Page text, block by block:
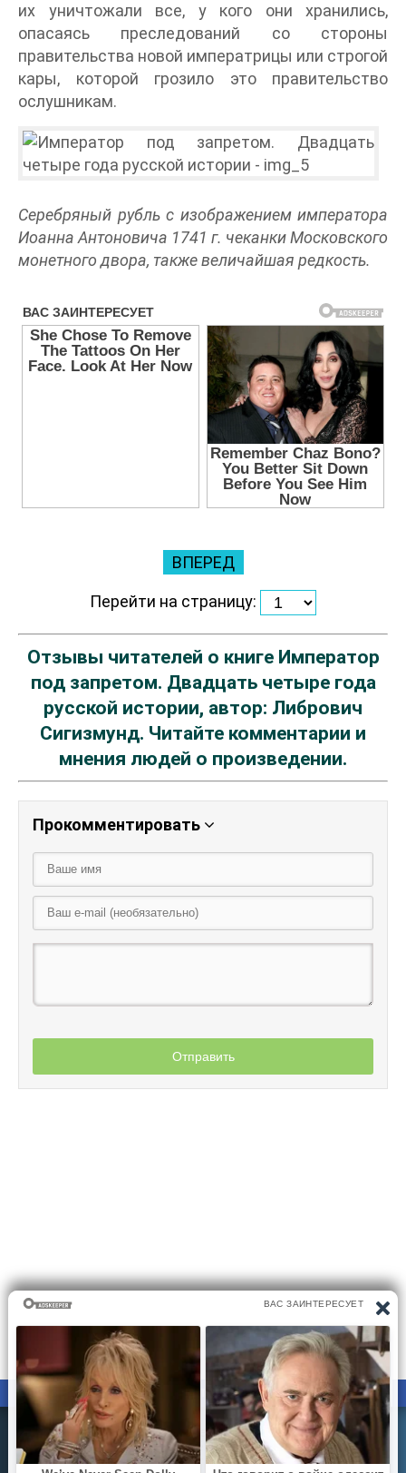
их уничтожали все, у кого они хранились,
опасаясь преследований со стороны
правительства новой императрицы или строгой
кары, которой грозило это правительство
ослушникам.
Серебряный рубль с изображением императора
Иоанна Антоновича 1741 г. чеканки Московского
монетного двора, также величайшая редкость.
ВПЕРЕД
Перейти на страницу:
Отзывы читателей о книге Император
под запретом. Двадцать четыре года
русской истории, автор: Либрович
Сигизмунд. Читайте комментарии и
мнения людей о произведении.
Прокомментировать
Отправить
ПРАВООБЛАДАТЕЛЯМ ПОЛИТИКА КОНФИДЕНЦИАЛЬНОСТИ
Все материалы на сайте размещаются его пользователями.
Администратор сайта не несёт ответственности за
действия пользователей сайта..